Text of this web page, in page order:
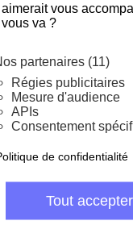
vous
va ?
partenaires (11)
Régies publicitaires
Mesure d'audience
APIs
Consentement
Tout accepter
de confidentialité